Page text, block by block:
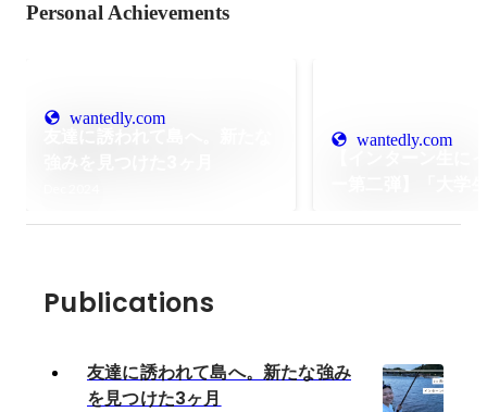
Personal Achievements
wantedly.com
wantedly.com
Publications
友達に誘われて島へ。新たな強み
を見つけた3ヶ月